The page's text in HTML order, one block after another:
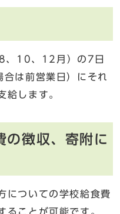
、10、12月）の7日
合は前営業日）にそれ
給します。
の徴収、寄附に
についての学校給食費
ることが可能です。